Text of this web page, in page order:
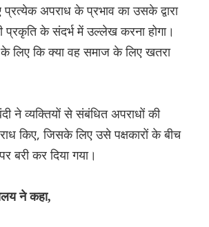
प्रत्येक अपराध के प्रभाव का उसके द्वारा
प्रकृति के संदर्भ में उल्लेख करना होगा।
के लिए कि क्या वह समाज के लिए खतरा
ने व्यक्तियों से संबंधित अपराधों की
किए, जिसके लिए उसे पक्षकारों के बीच
बरी कर दिया गया।
ने कहा,